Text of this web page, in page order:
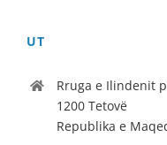
UT
Rruga e Ilindenit
1200 Tetovë
Republika e